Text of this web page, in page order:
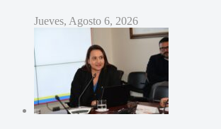
Jueves, Agosto 6, 2026